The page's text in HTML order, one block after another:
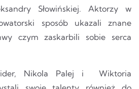
Słowińskiej. Aktorzy w
sposób ukazali znane
czym zaskarbili sobie serca
Nikola Palej i Wiktoria